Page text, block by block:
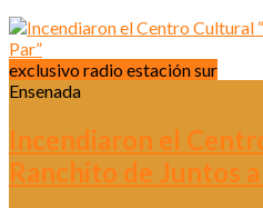
exclusivo radio estación sur
Ensenada
Incendiaron el
Ranchito de Juntos a